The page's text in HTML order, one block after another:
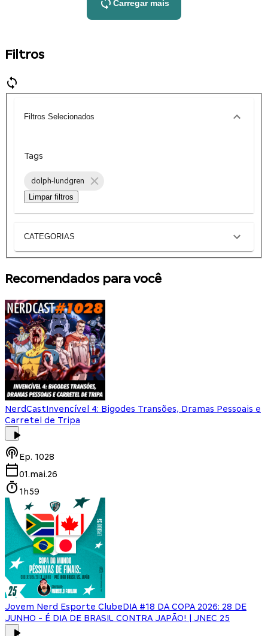
Carregar mais
Filtros
Filtros Selecionados
Tags
dolph-lundgren
Limpar filtros
CATEGORIAS
Recomendados para você
NerdCastInvencível 4: Bigodes Transões, Dramas Pessoais e
Carretel de Tripa
Ep. 1028
01.mai.26
1h59
Jovem Nerd Esporte ClubeDIA #18 DA COPA 2026: 28 DE
JUNHO - É DIA DE BRASIL CONTRA JAPÃO! | JNEC 25